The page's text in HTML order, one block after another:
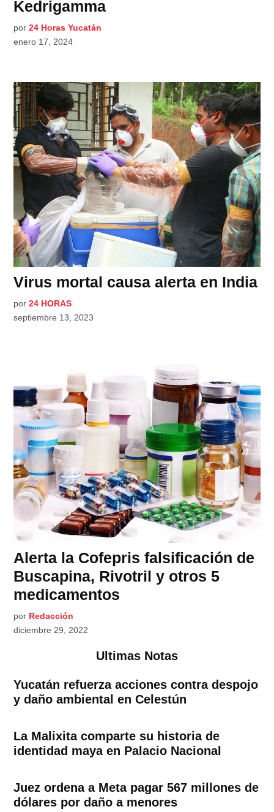
Kedrigamma
por 24 Horas Yucatán
enero 17, 2024
Virus mortal causa alerta en India
por 24 HORAS
septiembre 13, 2023
Alerta la Cofepris falsificación de
Buscapina, Rivotril y otros 5
medicamentos
por Redacción
diciembre 29, 2022
Ultimas Notas
Yucatán refuerza acciones contra despojo
y daño ambiental en Celestún
La Malixita comparte su historia de
identidad maya en Palacio Nacional
Juez ordena a Meta pagar 567 millones de
dólares por daño a menores